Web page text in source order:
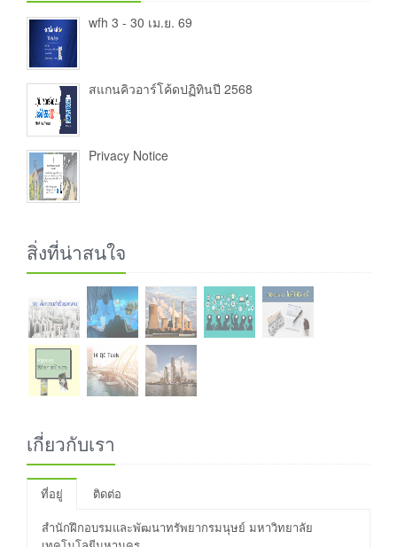
wfh 3 - 30 เม.ย. 69
สแกนคิวอาร์โค้ดปฏิทินปี 2568
Privacy Notice
สิ่งที่น่าสนใจ
เกี่ยวกับเรา
ที่อยู่
ติดต่อ
สำนักฝึกอบรมและพัฒนาทรัพยากรมนุษย์ มหาวิทยาลัย